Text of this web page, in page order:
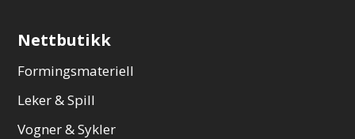
Nettbutikk
Formingsmateriell
Leker & Spill
Vogner & Sykler